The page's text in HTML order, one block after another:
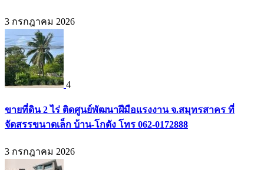
3 กรกฎาคม 2026
4
ขายที่ดิน 2 ไร่ ติดศูนย์พัฒนาฝีมือแรงงาน จ.สมุทรสาคร ที่
จัดสรรขนาดเล็ก บ้าน-โกดัง โทร 062-0172888
3 กรกฎาคม 2026